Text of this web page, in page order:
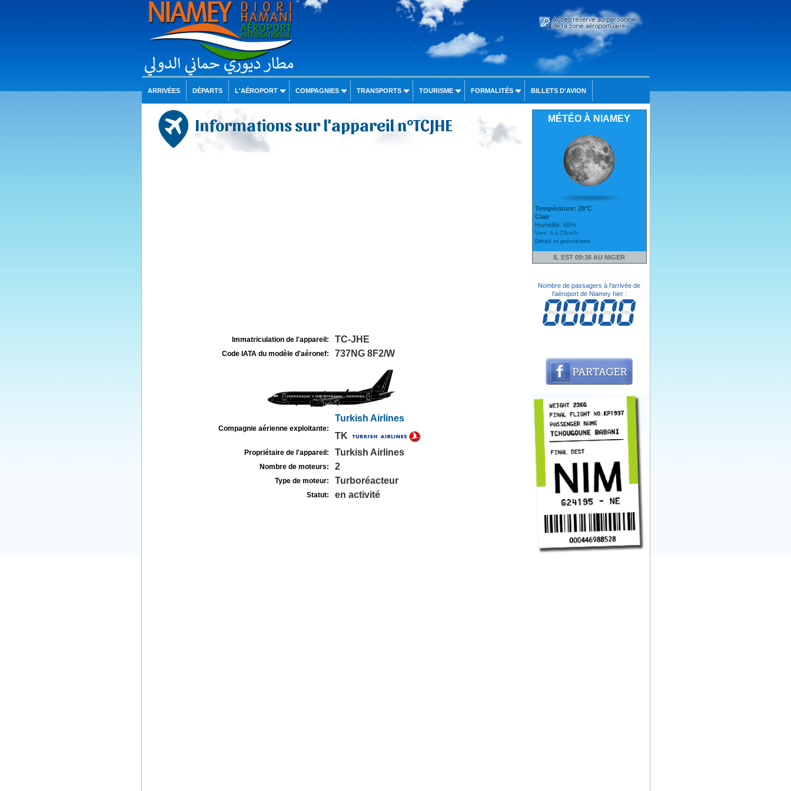
ARRIVÉES DÉPARTS L'AÉROPORT COMPAGNIES TRANSPORTS TOURISME FORMALITÉS BILLETS D'AVION
Informations sur l'appareil n°TCJHE
Immatriculation de l'appareil: TC-JHE
Code IATA du modèle d'aéronef: 737NG 8F2/W
Compagnie aérienne exploitante:
Turkish Airlines
TK
Propriétaire de l'appareil: Turkish Airlines
Nombre de moteurs: 2
Type de moteur: Turboréacteur
Statut: en activité
MÉTÉO À NIAMEY
Température: 28°C
Clair
Humidité: 65%
Vent: S à 23km/h
Détail et prévisions
IL EST 09:36 AU NIGER
Nombre de passagers à l'arrivée de
l'aéroport de Niamey hier :